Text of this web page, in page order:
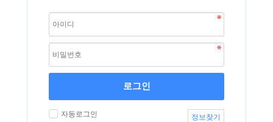
로그인
자동로그인 정보찾기